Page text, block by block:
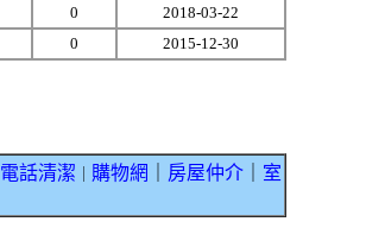
0 2018-03-22
0 2015-12-30
電話清潔 購物網 房屋仲介｜ 室